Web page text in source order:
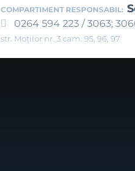
COMPARTIMENT RESPONSABIL:
0264 594 223 / 3063;
str. Moților nr. 3 cam. 95, 96, 97